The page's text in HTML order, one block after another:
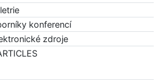
konferencí
zdroje